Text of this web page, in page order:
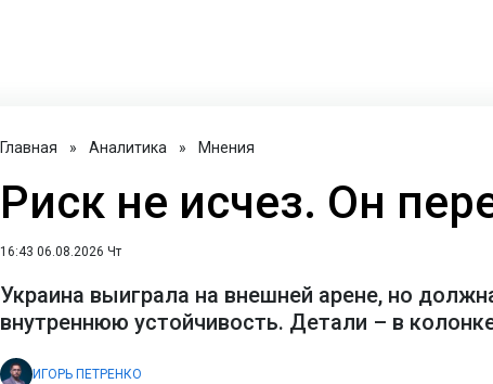
Главная » Аналитика » Мнения
Риск не исчез. Он
16:43 06.08.2026 Чт
Украина выиграла на внешней арене, но
внутреннюю устойчивость. Детали – в
ИГОРЬ ПЕТРЕНКО